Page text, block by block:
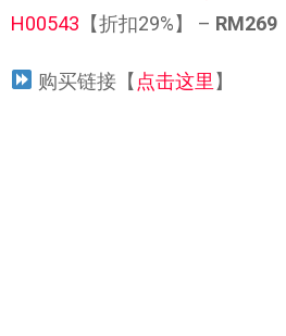
H00543 【折扣29%】 – RM269
购买链接【 点击这里 】